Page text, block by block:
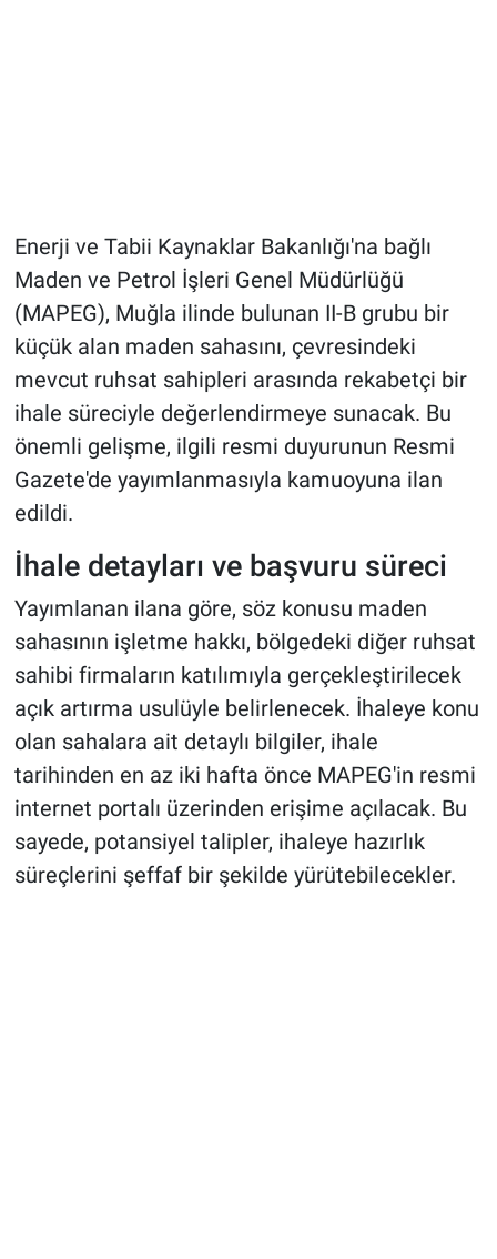
Enerji ve Tabii Kaynaklar Bakanlığı'na bağlı
Maden ve Petrol İşleri Genel Müdürlüğü
(MAPEG), Muğla ilinde bulunan II-B grubu bir
küçük alan maden sahasını, çevresindeki
mevcut ruhsat sahipleri arasında rekabetçi bir
ihale süreciyle değerlendirmeye sunacak. Bu
önemli gelişme, ilgili resmi duyurunun Resmi
Gazete'de yayımlanmasıyla kamuoyuna ilan
edildi.
İhale detayları ve başvuru süreci
Yayımlanan ilana göre, söz konusu maden
sahasının işletme hakkı, bölgedeki diğer ruhsat
sahibi firmaların katılımıyla gerçekleştirilecek
açık artırma usulüyle belirlenecek. İhaleye konu
olan sahalara ait detaylı bilgiler, ihale
tarihinden en az iki hafta önce MAPEG'in resmi
internet portalı üzerinden erişime açılacak. Bu
sayede, potansiyel talipler, ihaleye hazırlık
süreçlerini şeffaf bir şekilde yürütebilecekler.